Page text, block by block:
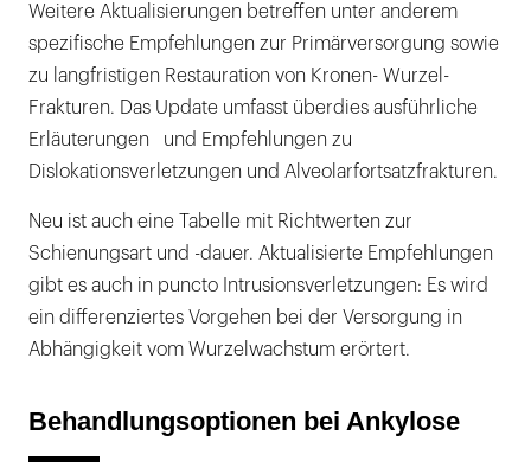
Weitere Aktualisierungen betreffen unter anderem
spezifische Empfehlungen zur Primärversorgung sowie
zu langfristigen Restauration von Kronen- Wurzel-
Frakturen. Das Update umfasst überdies ausführliche
Erläuterungen und Empfehlungen zu
Dislokationsverletzungen und Alveolarfortsatzfrakturen.
Neu ist auch eine Tabelle mit Richtwerten zur
Schienungsart und -dauer. Aktualisierte Empfehlungen
gibt es auch in puncto Intrusionsverletzungen: Es wird
ein differenziertes Vorgehen bei der Versorgung in
Abhängigkeit vom Wurzelwachstum erörtert.
Behandlungsoptionen bei Ankylose